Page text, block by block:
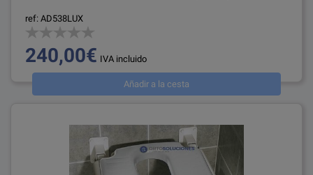
ref: AD538LUX
240,00€ IVA incluido
Añadir a la cesta